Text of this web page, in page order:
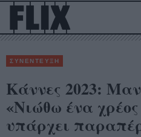
ΣΥΝΕΝΤΕΥΞΗ
Κάννες 2023:
«Νιώθω ένα
υπάρχει